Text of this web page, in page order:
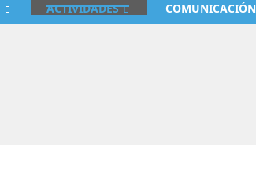
ACTIVIDADES COMUNICACIÓN